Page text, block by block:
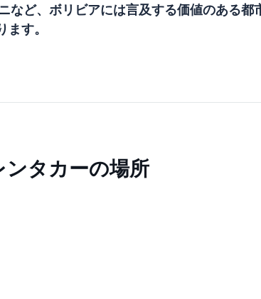
ど、ボリビアには言及する価値のある
す。
タカーの場所